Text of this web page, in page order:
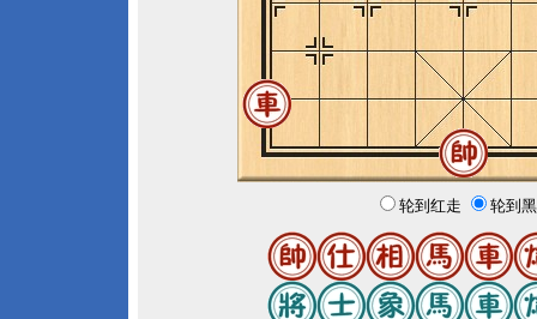
轮到红走 轮到